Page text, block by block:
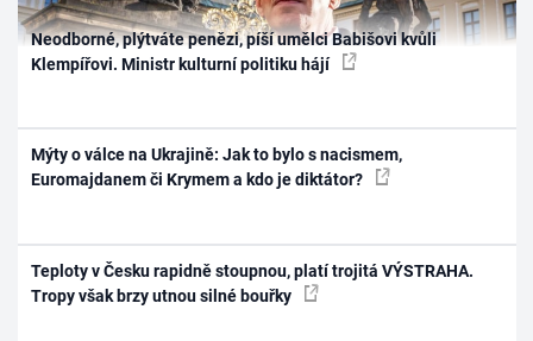
Neodborné, plýtváte penězi, píší umělci Babišovi kvůli
Klempířovi. Ministr kulturní politiku hájí
Mýty o válce na Ukrajině: Jak to bylo s nacismem,
Euromajdanem či Krymem a kdo je diktátor?
Teploty v Česku rapidně stoupnou, platí trojitá VÝSTRAHA.
Tropy však brzy utnou silné bouřky